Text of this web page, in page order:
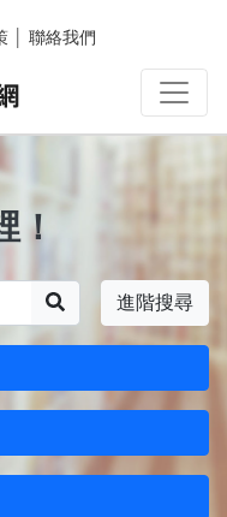
聯絡我們
！
進階搜尋